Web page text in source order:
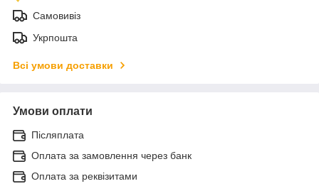
Самовивіз
Укрпошта
Всі умови доставки
Умови оплати
Післяплата
Оплата за замовлення через банк
Оплата за реквізитами